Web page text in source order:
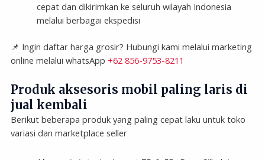
cepat dan dikirimkan ke seluruh wilayah Indonesia
melalui berbagai ekspedisi
📌 Ingin daftar harga grosir? Hubungi kami melalui marketing
online melalui whatsApp +62 856-9753-8211
Produk aksesoris mobil paling laris di
jual kembali
Berikut beberapa produk yang paling cepat laku untuk toko
variasi dan marketplace seller